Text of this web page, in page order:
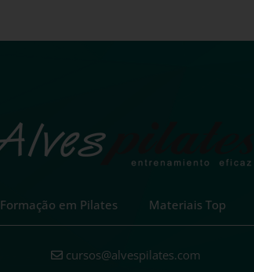
Formação em Pilates Materiais Top
cursos@alvespilates.com